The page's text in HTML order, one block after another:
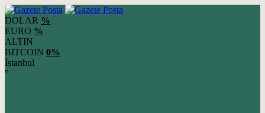
DOLAR %
EURO %
ALTIN
BITCOIN 0%
İstanbul
°